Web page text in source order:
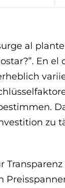
al
En
zu